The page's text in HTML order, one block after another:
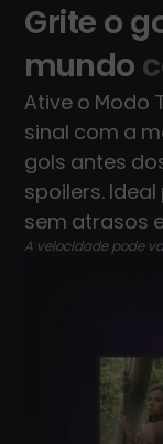
Grite o
mundo
Ative o Modo
sinal com a
gols antes
spoilers.
sem atrasos
A velocidade pode